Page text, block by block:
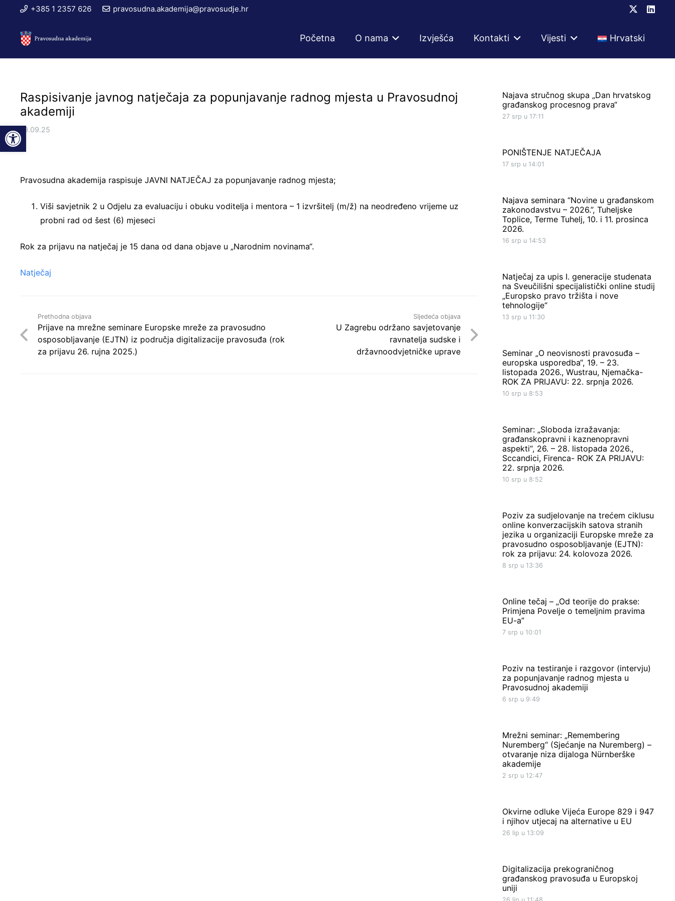
Open toolbar
+385 1 2357 626 pravosudna.akademija@pravosudje.hr
Početna O nama Izvješća Kontakti Vijesti Hrvatski
Raspisivanje javnog natječaja za popunjavanje radnog mjesta u Pravosudnoj
akademiji
19.09.25
Pravosudna akademija raspisuje JAVNI NATJEČAJ za popunjavanje radnog mjesta;
Viši savjetnik 2 u Odjelu za evaluaciju i obuku voditelja i mentora – 1 izvršitelj (m/ž) na neodređeno vrijeme uz
probni rad od šest (6) mjeseci
Rok za prijavu na natječaj je 15 dana od dana objave u „Narodnim novinama“.
Natječaj
Prethodna objava
Prijave na mrežne seminare Europske mreže za pravosudno
osposobljavanje (EJTN) iz područja digitalizacije pravosuđa (rok
za prijavu 26. rujna 2025.)
Sljedeća objava
U Zagrebu održano savjetovanje
ravnatelja sudske i
državnoodvjetničke uprave
Najava stručnog skupa „Dan hrvatskog
građanskog procesnog prava“
27 srp u 17:11
PONIŠTENJE NATJEČAJA
17 srp u 14:01
Najava seminara “Novine u građanskom
zakonodavstvu – 2026.”, Tuheljske
Toplice, Terme Tuhelj, 10. i 11. prosinca
2026.
16 srp u 14:53
Natječaj za upis I. generacije studenata
na Sveučilišni specijalistički online studij
„Europsko pravo tržišta i nove
tehnologije“
13 srp u 11:30
Seminar „O neovisnosti pravosuđa –
europska usporedba“, 19. – 23.
listopada 2026., Wustrau, Njemačka-
ROK ZA PRIJAVU: 22. srpnja 2026.
10 srp u 8:53
Seminar: „Sloboda izražavanja:
građanskopravni i kaznenopravni
aspekti“, 26. – 28. listopada 2026.,
Sccandici, Firenca- ROK ZA PRIJAVU:
22. srpnja 2026.
10 srp u 8:52
Poziv za sudjelovanje na trećem ciklusu
online konverzacijskih satova stranih
jezika u organizaciji Europske mreže za
pravosudno osposobljavanje (EJTN):
rok za prijavu: 24. kolovoza 2026.
8 srp u 13:36
Online tečaj – „Od teorije do prakse:
Primjena Povelje o temeljnim pravima
EU-a”
7 srp u 10:01
Poziv na testiranje i razgovor (intervju)
za popunjavanje radnog mjesta u
Pravosudnoj akademiji
6 srp u 9:49
Mrežni seminar: „Remembering
Nuremberg“ (Sjećanje na Nuremberg) –
otvaranje niza dijaloga Nürnberške
akademije
2 srp u 12:47
Okvirne odluke Vijeća Europe 829 i 947
i njihov utjecaj na alternative u EU
26 lip u 13:09
Digitalizacija prekograničnog
građanskog pravosuđa u Europskoj
uniji